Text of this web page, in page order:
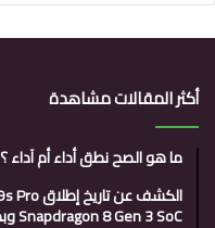
أكثر المقالات مشاهدة
ما هو الصح نطق أداء أم آداء ؟
Snapdragon 8 Gen 3 SoC وبطارية 5500 مللي أمبير في الساعة